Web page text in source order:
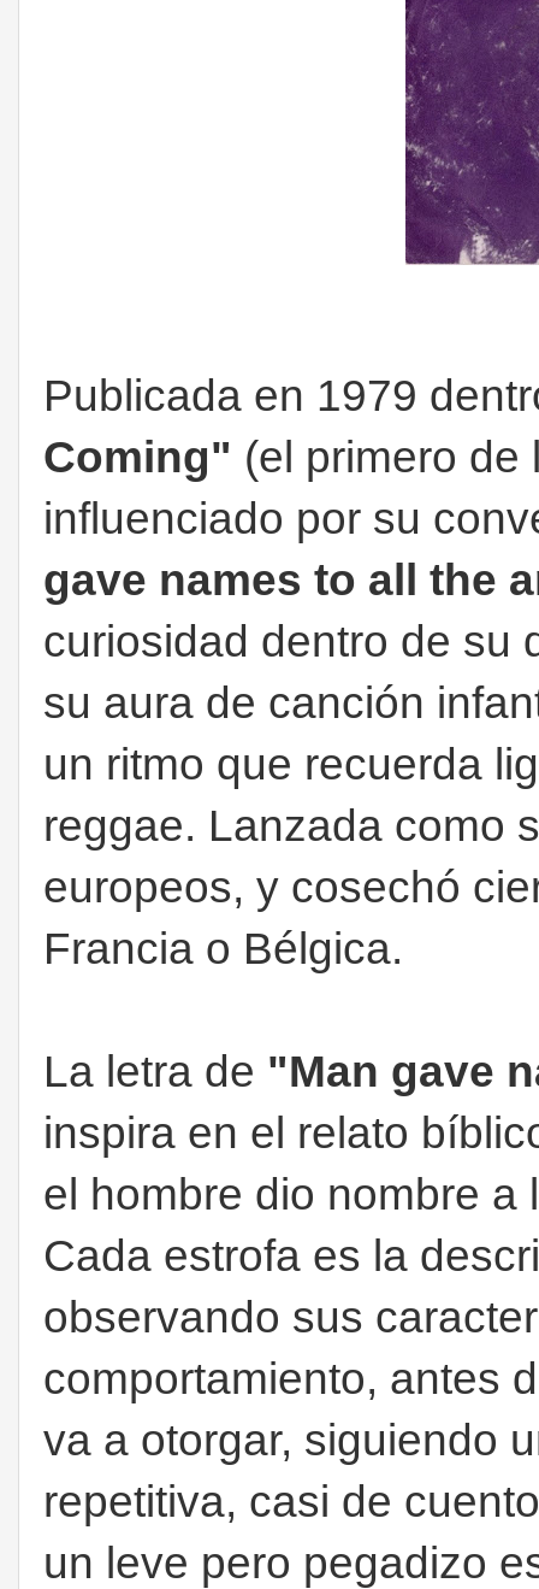
Publicada en 1979
Coming" (el primero
influenciado por su
gave names to all the
curiosidad dentro de su
su aura de canción
un ritmo que recuerda
reggae. Lanzada como
europeos, y cosechó
Francia o Bélgica.
La letra de "Man gave
inspira en el relato
el hombre dio nombre a
Cada estrofa es la
observando sus
comportamiento, antes
va a otorgar, siguiendo
repetitiva, casi de
un leve pero pegadizo